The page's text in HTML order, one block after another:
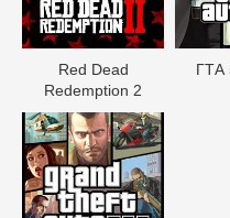
Red Dead
Redеmption 2
ГТА